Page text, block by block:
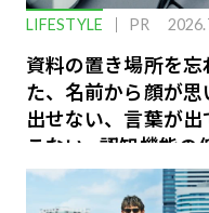
LIFESTYLE PR
資料の置き場所を忘
た、名前から顔が思
出せない、言葉が出
こない…認知機能の
下を救う、脳のイン
ーケアとは